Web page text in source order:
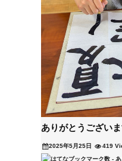
ありがとうござい
2025年5月25日 419